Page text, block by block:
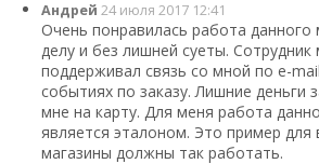
Андрей 24 июля 2017 12:41
Очень понравилась работа данного
делу и без лишней суеты. Сотрудник
поддерживал связь со мной по e-
событиях по заказу. Лишние деньги
мне на карту. Для меня работа
является эталоном. Это пример для
магазины должны так работать.